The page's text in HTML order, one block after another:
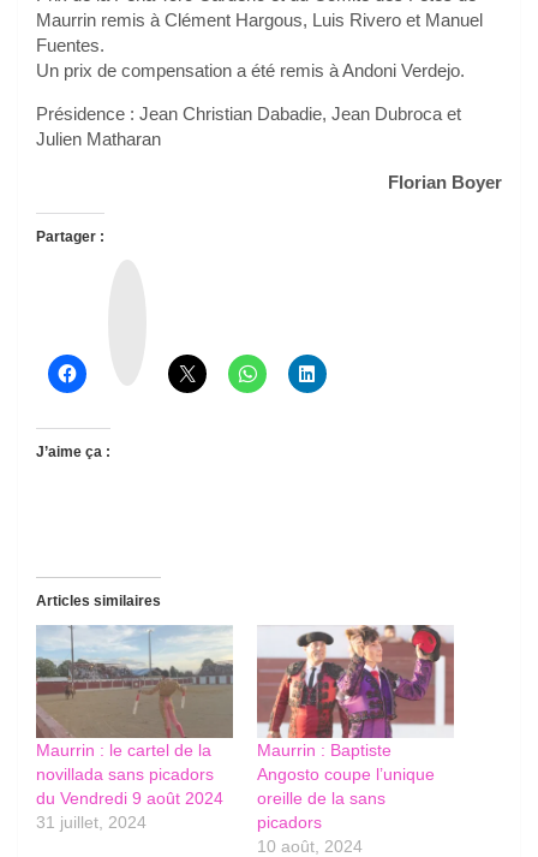
Maurrin remis à Clément Hargous, Luis Rivero et Manuel
Fuentes.
Un prix de compensation a été remis à Andoni Verdejo.
Présidence : Jean Christian Dabadie, Jean Dubroca et
Julien Matharan
Florian Boyer
Partager :
J’aime ça :
Articles similaires
Maurrin : le cartel de la
novillada sans picadors
du Vendredi 9 août 2024
31 juillet, 2024
Maurrin : Baptiste
Angosto coupe l’unique
oreille de la sans
picadors
10 août, 2024